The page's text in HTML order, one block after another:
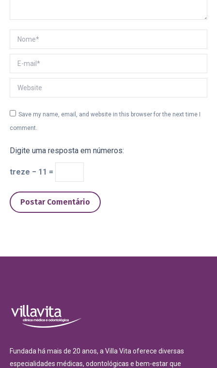
Nome *
E-mail *
Website
Save my name, email, and website in this browser for the next time I
comment.
Digite uma resposta em números:
treze − 11 =
Postar Comentário
Fundada há mais de 20 anos, a Villa Vita oferece diversas
especialidades médicas, odontológicas e bem-estar que